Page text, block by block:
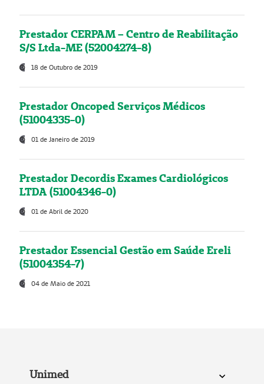
Prestador CERPAM – Centro de Reabilitação
S/S Ltda-ME (52004274-8)
18 de Outubro de 2019
Prestador Oncoped Serviços Médicos
(51004335-0)
01 de Janeiro de 2019
Prestador Decordis Exames Cardiológicos
LTDA (51004346-0)
01 de Abril de 2020
Prestador Essencial Gestão em Saúde Ereli
(51004354-7)
04 de Maio de 2021
Unimed